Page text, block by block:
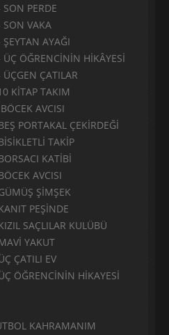
PERDE
SON VAKA
AYAĞI
ÖĞRENCİNİN HİKÂYESİ
ÇATILAR
KİTAP TAKIM
AVCISI
PORTAKAL ÇEKİRDEĞİ
TAKİP
KATİBİ
AVCISI
ŞİMŞEK
PEŞİNDE
SAÇLILAR KULÜBÜ
YAKUT
ÇATILI EV
ÖĞRENCİNİN HİKAYESİ
KAHRAMANIM